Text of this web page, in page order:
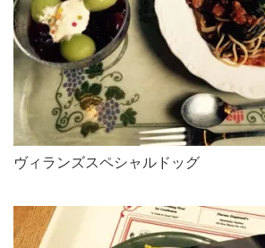
ヴィランズスペシャルドッグ